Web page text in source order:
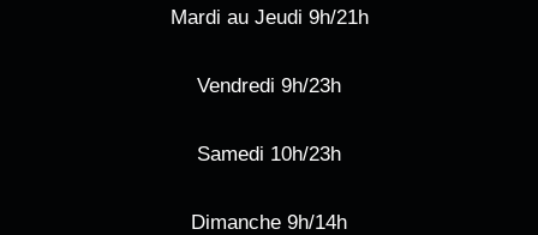
Mardi au Jeudi 9h/21h
Vendredi 9h/23h
Samedi 10h/23h
Dimanche 9h/14h